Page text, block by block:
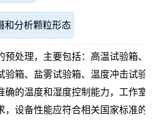
和分析颗粒形态
处理，主要包括：高温试验箱、
验箱、盐雾试验箱、温度冲击试验
确的温度和湿度控制能力，工作室
，设备性能应符合相关国家标准的